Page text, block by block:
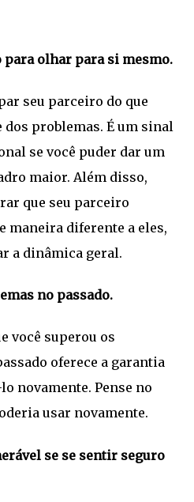
para olhar para si mesmo.
seu parceiro do que
dos problemas. É um sinal
se você puder dar um
maior. Além disso,
que seu parceiro
maneira diferente a eles,
a dinâmica geral.
no passado.
você superou os
oferece a garantia
novamente. Pense no
usar novamente.
se se sentir seguro